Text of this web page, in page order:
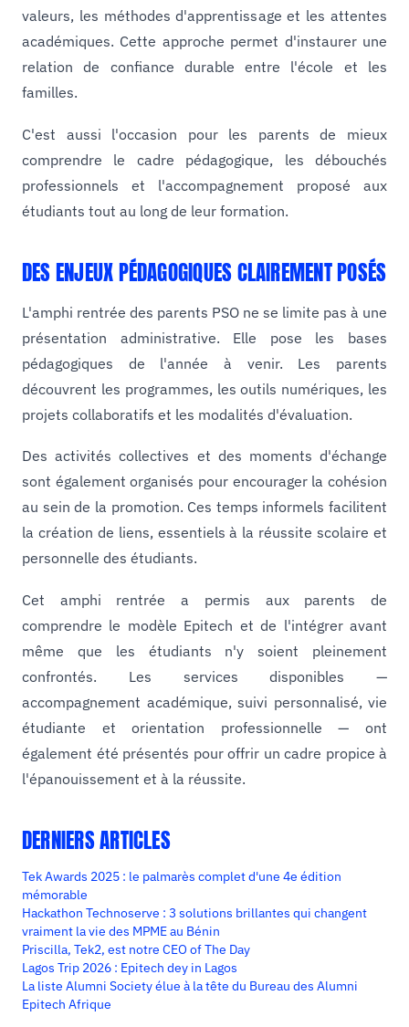
valeurs, les méthodes d'apprentissage et les attentes
académiques. Cette approche permet d'instaurer une
relation de confiance durable entre l'école et les
familles.
C'est aussi l'occasion pour les parents de mieux
comprendre le cadre pédagogique, les débouchés
professionnels et l'accompagnement proposé aux
étudiants tout au long de leur formation.
DES ENJEUX PÉDAGOGIQUES CLAIREMENT POSÉS
L'amphi rentrée des parents PSO ne se limite pas à une
présentation administrative. Elle pose les bases
pédagogiques de l'année à venir. Les parents
découvrent les programmes, les outils numériques, les
projets collaboratifs et les modalités d'évaluation.
Des activités collectives et des moments d'échange
sont également organisés pour encourager la cohésion
au sein de la promotion. Ces temps informels facilitent
la création de liens, essentiels à la réussite scolaire et
personnelle des étudiants.
Cet amphi rentrée a permis aux parents de
comprendre le modèle Epitech et de l'intégrer avant
même que les étudiants n'y soient pleinement
confrontés. Les services disponibles —
accompagnement académique, suivi personnalisé, vie
étudiante et orientation professionnelle — ont
également été présentés pour offrir un cadre propice à
l'épanouissement et à la réussite.
DERNIERS ARTICLES
Tek Awards 2025 : le palmarès complet d'une 4e édition
mémorable
Hackathon Technoserve : 3 solutions brillantes qui changent
vraiment la vie des MPME au Bénin
Priscilla, Tek2, est notre CEO of The Day
Lagos Trip 2026 : Epitech dey in Lagos
La liste Alumni Society élue à la tête du Bureau des Alumni
Epitech Afrique